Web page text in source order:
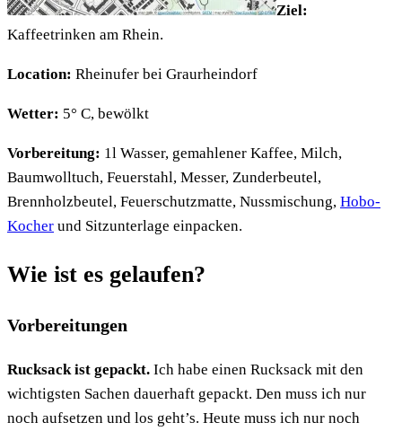
Ziel:
Kaffeetrinken am Rhein.
Location: Rheinufer bei Graurheindorf
Wetter: 5° C, bewölkt
Vorbereitung: 1l Wasser, gemahlener Kaffee, Milch,
Baumwolltuch, Feuerstahl, Messer, Zunderbeutel,
Brennholzbeutel, Feuerschutzmatte, Nussmischung, Hobo-
Kocher und Sitzunterlage einpacken.
Wie ist es gelaufen?
Vorbereitungen
Rucksack ist gepackt. Ich habe einen Rucksack mit den
wichtigsten Sachen dauerhaft gepackt. Den muss ich nur
noch aufsetzen und los geht’s. Heute muss ich nur noch